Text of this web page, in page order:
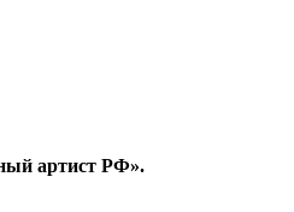
артист РФ».